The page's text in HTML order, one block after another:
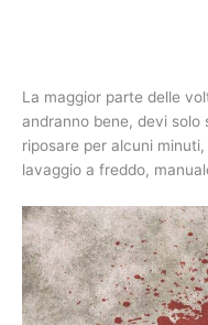
La maggior parte delle
andranno bene, devi
riposare per alcuni
lavaggio a freddo,